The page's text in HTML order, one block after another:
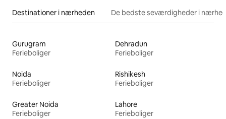
Destinationer i nærheden De bedste seværdigheder i
Gurugram
Ferieboliger
Dehradun
Ferieboliger
Noida
Ferieboliger
Rishikesh
Ferieboliger
Greater Noida
Ferieboliger
Lahore
Ferieboliger